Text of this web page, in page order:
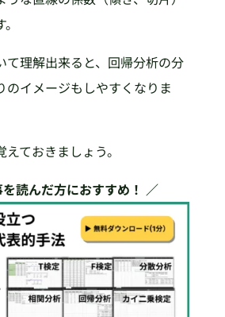
て理解出来ると、回帰分析の分
のイメージもしやすくなりま
ておきましょう。
読んだ方におすすめ！ ／